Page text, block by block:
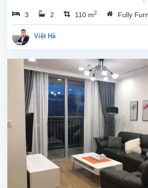
hộ
rộng
được
kế
đại,
3 2 110 m2 Fully
Việt Hà